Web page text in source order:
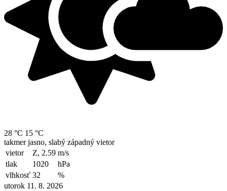
28 °C 15 °C
takmer jasno, slabý západný vietor
vietor
Z, 2.59 m/s
tlak
1020
hPa
vlhkosť 32
%
utorok 11. 8. 2026